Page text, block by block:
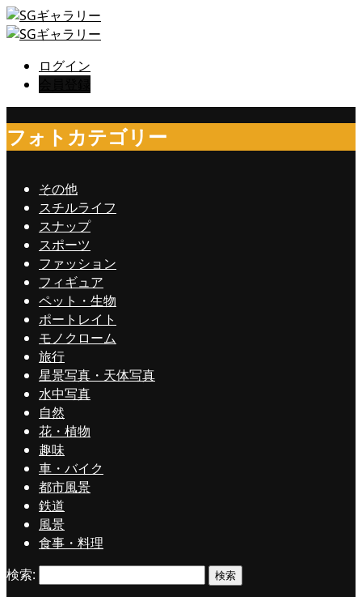
ログイン
フォトカテゴリー
その他
スチルライフ
スナップ
スポーツ
ファッション
フィギュア
ペット・生物
ポートレイト
モノクローム
旅行
星景写真・天体写真
水中写真
自然
花・植物
趣味
車・バイク
都市風景
鉄道
風景
食事・料理
検索: